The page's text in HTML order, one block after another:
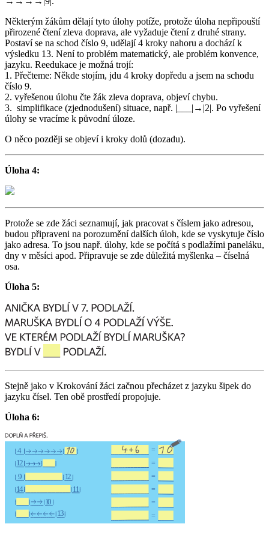
Některým žákům dělají tyto úlohy potíže, protože úloha nepřipouští
přirozené čtení zleva doprava, ale vyžaduje čtení z druhé strany.
Postaví se na schod číslo 9, udělají 4 kroky nahoru a dochází k
výsledku 13. Není to problém matematický, ale problém konvence,
jazyku. Reedukace je možná trojí:
1. Přečteme: Někde stojím, jdu 4 kroky dopředu a jsem na schodu
číslo 9.
2. vyřešenou úlohu čte žák zleva doprava, objeví chybu.
3. simplifikace (zjednodušení) situace, např. |___|→|2|. Po vyřešení
úlohy se vracíme k původní úloze.
O něco později se objeví i kroky dolů (dozadu).
Úloha 4:
Protože se zde žáci seznamují, jak pracovat s číslem jako adresou,
budou připraveni na porozumění dalších úloh, kde se vyskytuje číslo
jako adresa. To jsou např. úlohy, kde se počítá s podlažími paneláku,
dny v měsíci apod. Připravuje se zde důležitá myšlenka – číselná
osa.
Úloha 5:
Stejně jako v Krokování žáci začnou přecházet z jazyku šipek do
jazyku čísel. Ten obě prostředí propojuje.
Úloha 6: